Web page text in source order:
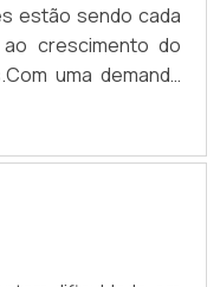
estão sendo cada
crescimento do
uma demanda
a estabelecer os
produtos